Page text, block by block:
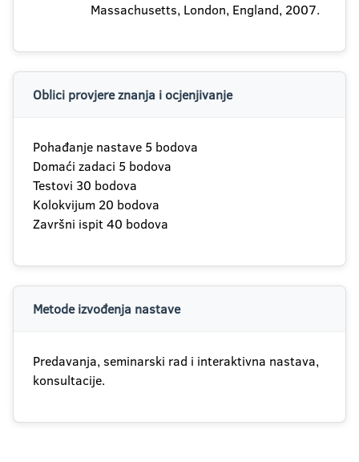
Massachusetts, London, England, 2007.
Oblici provjere znanja i ocjenjivanje
Pohađanje nastave 5 bodova
Domaći zadaci 5 bodova
Testovi 30 bodova
Kolokvijum 20 bodova
Završni ispit 40 bodova
Metode izvođenja nastave
Predavanja, seminarski rad i interaktivna nastava,
konsultacije.